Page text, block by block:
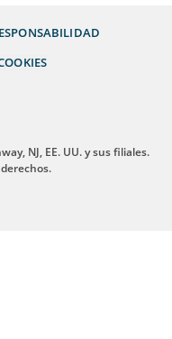
NJ, EE. UU. y sus filiales.